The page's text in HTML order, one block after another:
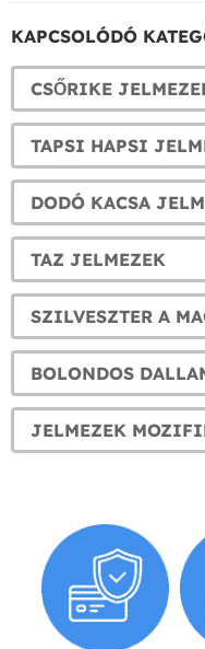
KAPCSOLÓDÓ
CSŐRIKE
TAPSI HAPSI
DODÓ KACSA
TAZ JELMEZEK
SZILVESZTER A
BOLONDOS